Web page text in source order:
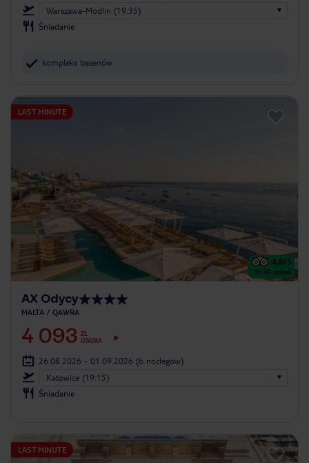
Warszawa-Modlin (19:35)
Śniadanie
kompleks basenów
LAST MINUTE
4.8/5
3130 opinii
AX Odycy
MALTA QAWRA
4 093 ZŁ
OSOBA
26.08.2026 - 01.09.2026 (6 noclegów)
Katowice (19:15)
Śniadanie
LAST MINUTE